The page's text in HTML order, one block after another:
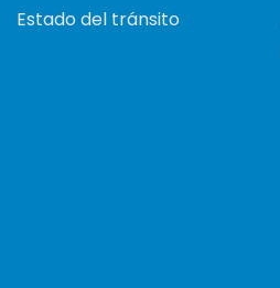
Estado del tránsito